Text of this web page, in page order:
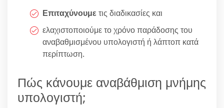
Επιταχύνουμε τις διαδικασίες και
ελαχιστοποιούμε το χρόνο παράδοσης του
αναβαθμισμένου υπολογιστή ή λάπτοπ κατά
περίπτωση.
Πώς κάνουμε αναβάθμιση μνήμης
υπολογιστή;